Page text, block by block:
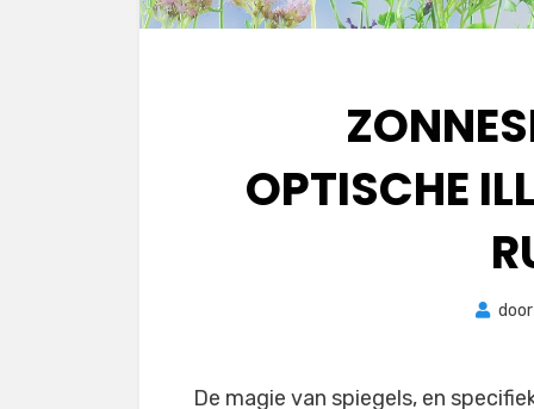
OPTISCHE
De magie van spiegels, en